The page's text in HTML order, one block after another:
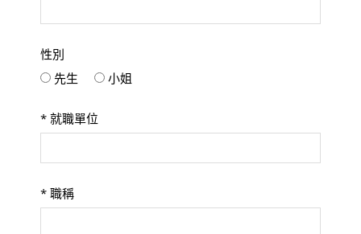
性別
先生
小姐
* 就職單位
* 職稱